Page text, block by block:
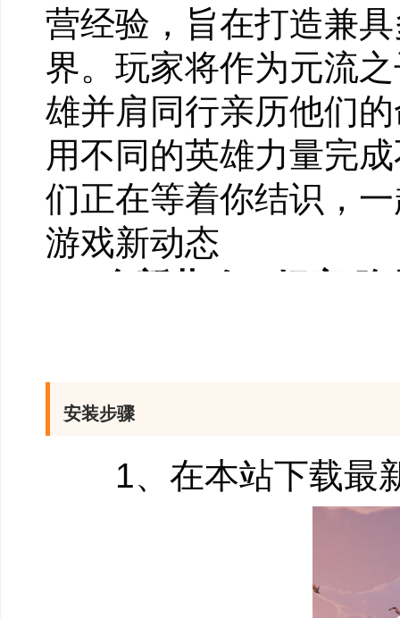
营经验，旨在打造兼
界。玩家将作为元流
雄并肩同行亲历他们
用不同的英雄力量完
们正在等着你结识，
游戏新动态
获取条件：购买【甄
共鸣详情：唤雪兔灵
寒，对冰雪有着强大
【雪灵回环】，继而
“大白”施放[巨兔冲击
安装步骤
1、在本站下载最